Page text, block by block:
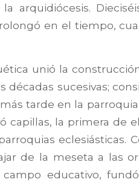
arquidiócesis.
en el tiempo,
unió la
décadas sucesivas;
tarde en la
capillas, la primera de
eclesiásticas.
de la meseta a las
educativo,